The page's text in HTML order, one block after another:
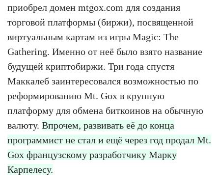
приобрел домен mtgox.com для создания
торговой платформы (биржи), посвященной
виртуальным картам из игры Magic: The
Gathering. Именно от неё было взято название
будущей криптобиржи. Три года спустя
Маккалеб заинтересовался возможностью по
реформированию Mt. Gox в крупную
платформу для обмена биткоинов на обычную
валюту. Впрочем, развивать её до конца
программист не стал и ещё через год продал Mt.
Gox французскому разработчику Марку
Карпелесу.